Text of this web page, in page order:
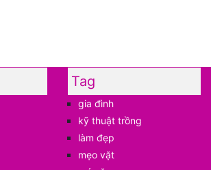
Tag
gia đình
kỹ thuật trồng
làm đẹp
mẹo vặt